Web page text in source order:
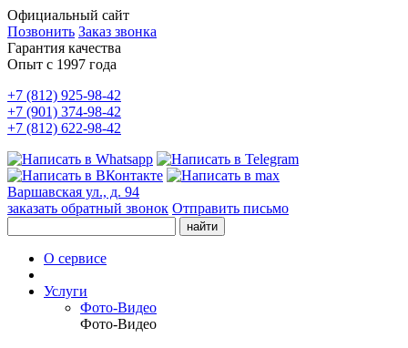
Официальный сайт
Позвонить Заказ звонка
Гарантия качества
Опыт с 1997 года
+7 (812) 925-98-42
+7 (901) 374-98-42
+7 (812) 622-98-42
Варшавская ул., д. 94
заказать обратный звонок Отправить письмо
О сервисе
Услуги
Фото-Видео
Фото-Видео